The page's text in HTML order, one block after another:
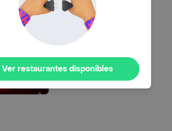
Ver restaurantes disponibles